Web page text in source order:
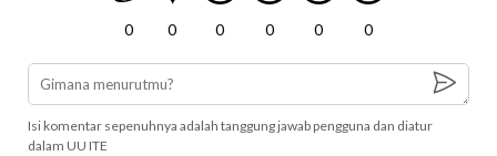
0 0 0 0 0 0
Isi komentar sepenuhnya adalah tanggung jawab pengguna dan diatur
dalam UU ITE